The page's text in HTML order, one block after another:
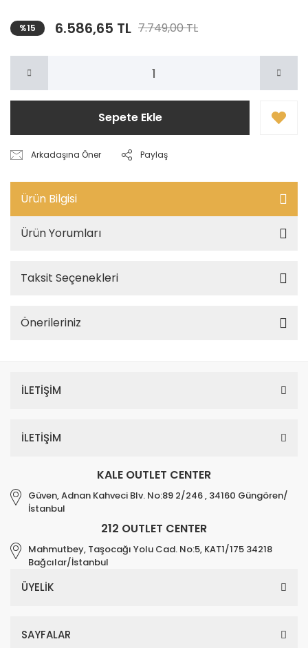
%15 6.586,65 TL 7.749,00 TL
Sepete Ekle
Arkadaşına Öner Paylaş
Ürün Bilgisi
Ürün Yorumları
Taksit Seçenekleri
Önerileriniz
İLETİŞİM
İLETİŞİM
KALE OUTLET CENTER
Güven, Adnan Kahveci Blv. No:89 2/246 , 34160 Güngören/
İstanbul
212 OUTLET CENTER
Mahmutbey, Taşocağı Yolu Cad. No:5, KAT1/175 34218
Bağcılar/İstanbul
ÜYELİK
SAYFALAR